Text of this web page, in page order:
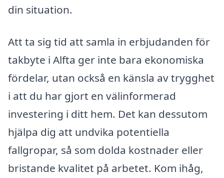
din situation.
Att ta sig tid att samla in erbjudanden för
takbyte i Alfta ger inte bara ekonomiska
fördelar, utan också en känsla av trygghet
i att du har gjort en välinformerad
investering i ditt hem. Det kan dessutom
hjälpa dig att undvika potentiella
fallgropar, så som dolda kostnader eller
bristande kvalitet på arbetet. Kom ihåg,